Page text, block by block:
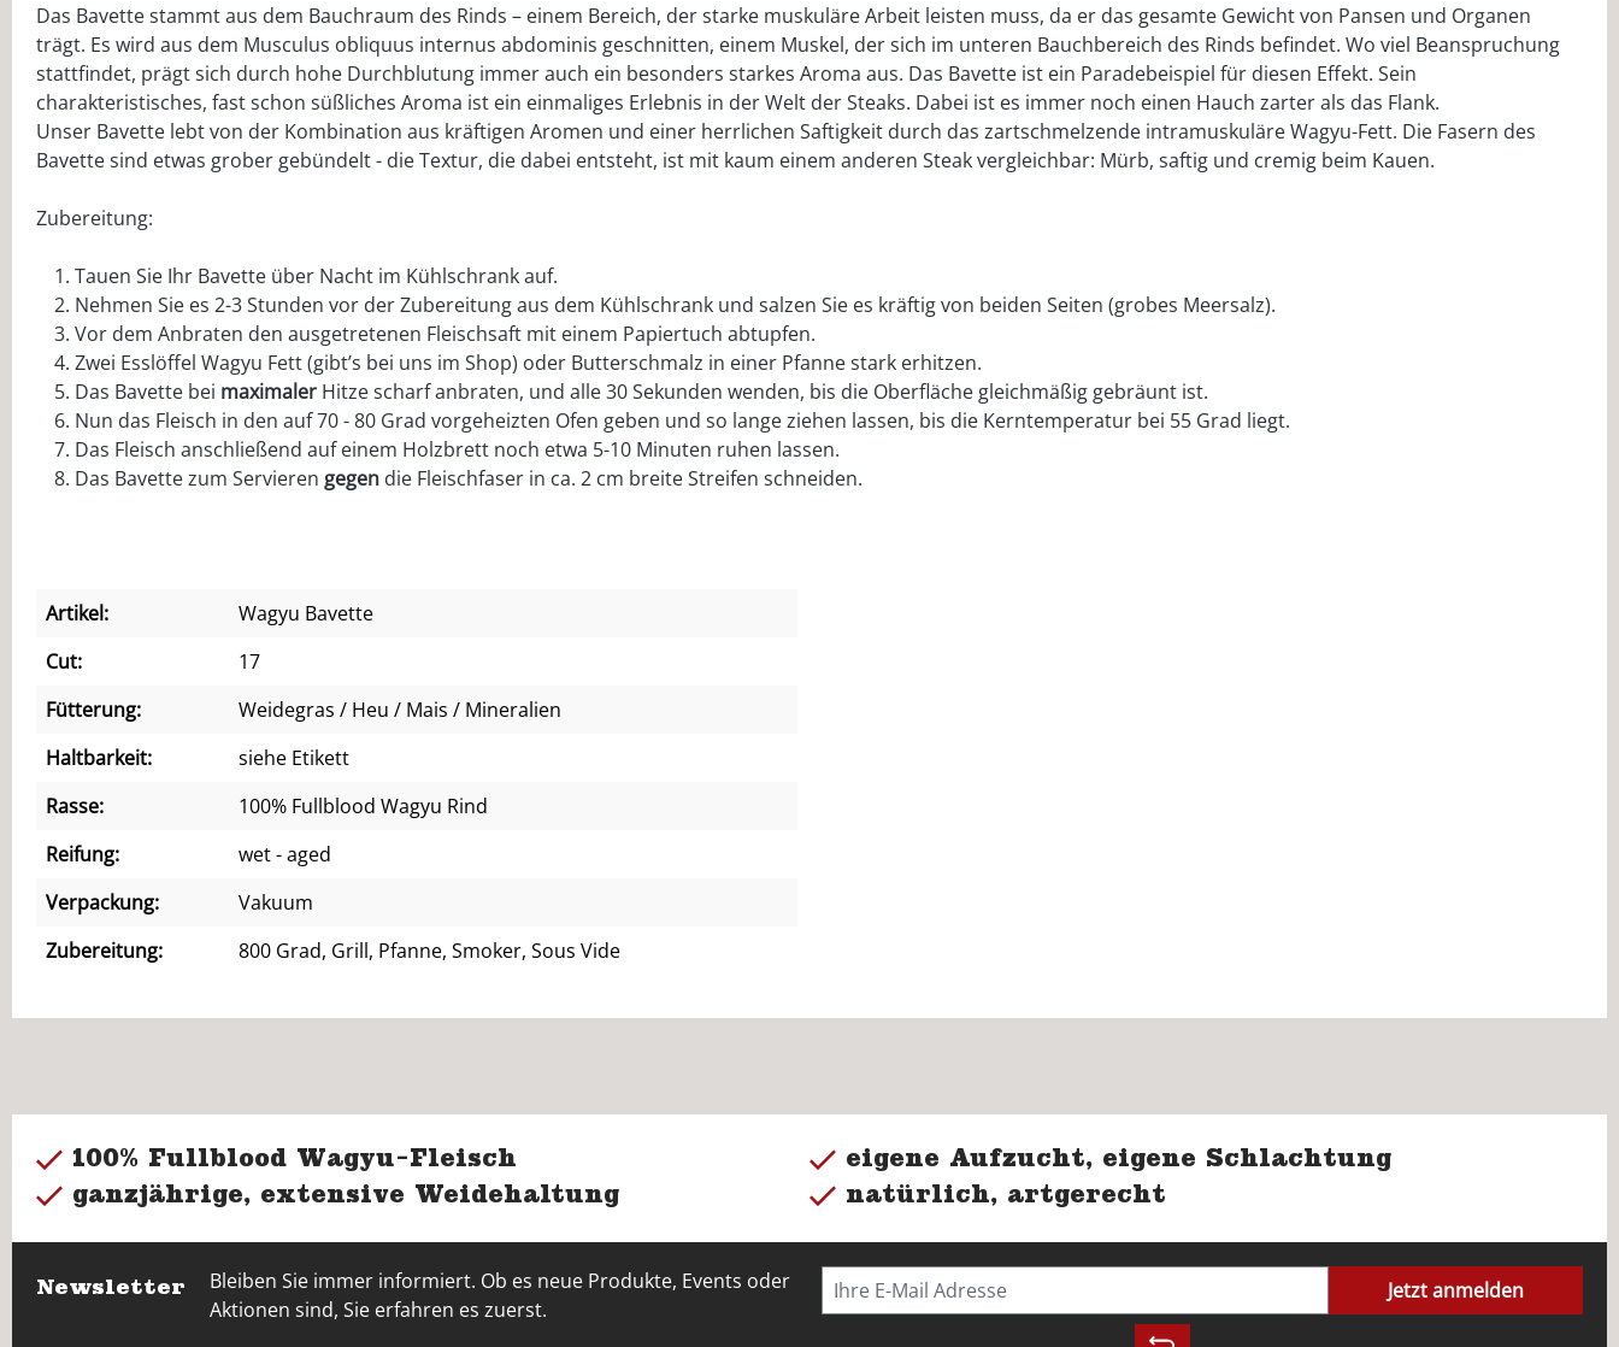
Das Bavette stammt aus dem Bauchraum des Rinds – einem Bereich, der starke muskuläre Arbeit leisten muss, da er das gesamte Gewicht von Pansen und Organen
trägt. Es wird aus dem Musculus obliquus internus abdominis geschnitten, einem Muskel, der sich im unteren Bauchbereich des Rinds befindet. Wo viel Beanspruchung
stattfindet, prägt sich durch hohe Durchblutung immer auch ein besonders starkes Aroma aus. Das Bavette ist ein Paradebeispiel für diesen Effekt. Sein
charakteristisches, fast schon süßliches Aroma ist ein einmaliges Erlebnis in der Welt der Steaks. Dabei ist es immer noch einen Hauch zarter als das Flank.
Unser Bavette lebt von der Kombination aus kräftigen Aromen und einer herrlichen Saftigkeit durch das zartschmelzende intramuskuläre Wagyu-Fett. Die Fasern des
Bavette sind etwas grober gebündelt - die Textur, die dabei entsteht, ist mit kaum einem anderen Steak vergleichbar: Mürb, saftig und cremig beim Kauen.
Zubereitung:
Tauen Sie Ihr Bavette über Nacht im Kühlschrank auf.
Nehmen Sie es 2-3 Stunden vor der Zubereitung aus dem Kühlschrank und salzen Sie es kräftig von beiden Seiten (grobes Meersalz).
Vor dem Anbraten den ausgetretenen Fleischsaft mit einem Papiertuch abtupfen.
Zwei Esslöffel Wagyu Fett (gibt’s bei uns im Shop) oder Butterschmalz in einer Pfanne stark erhitzen.
Das Bavette bei maximaler Hitze scharf anbraten, und alle 30 Sekunden wenden, bis die Oberfläche gleichmäßig gebräunt ist.
Nun das Fleisch in den auf 70 - 80 Grad vorgeheizten Ofen geben und so lange ziehen lassen, bis die Kerntemperatur bei 55 Grad liegt.
Das Fleisch anschließend auf einem Holzbrett noch etwa 5-10 Minuten ruhen lassen.
Das Bavette zum Servieren gegen die Fleischfaser in ca. 2 cm breite Streifen schneiden.
Artikel:
Wagyu Bavette
Cut:
17
Fütterung:
Weidegras / Heu / Mais / Mineralien
Haltbarkeit:
siehe Etikett
Rasse:
100% Fullblood Wagyu Rind
Reifung:
wet - aged
Verpackung:
Vakuum
Zubereitung:
800 Grad, Grill, Pfanne, Smoker, Sous Vide
100% Fullblood Wagyu-Fleisch
eigene Aufzucht, eigene Schlachtung
ganzjährige, extensive Weidehaltung
natürlich, artgerecht
Newsletter
Bleiben Sie immer informiert. Ob es neue Produkte, Events oder
Aktionen sind, Sie erfahren es zuerst.
Jetzt anmelden